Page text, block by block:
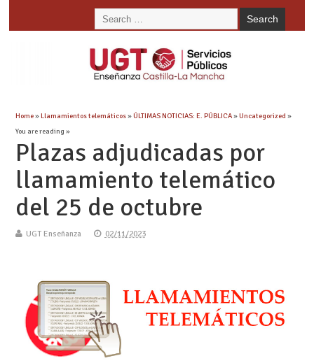
Home»Llamamientos telemáticos»ÚLTIMAS NOTICIAS: E. PÚBLICA»Uncategorized »
You are reading »
Plazas adjudicadas por
llamamiento telemático
del 25 de octubre
UGT Enseñanza 02/11/2023